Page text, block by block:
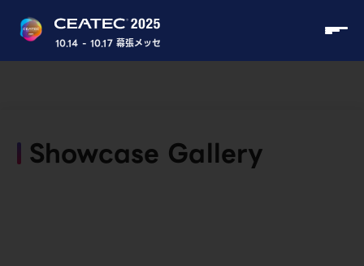
10.14 - 10.17 幕張メッセ
Showcase Gallery